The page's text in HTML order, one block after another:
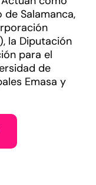
Salamanca,
la Diputación
para el
de
Emasa y